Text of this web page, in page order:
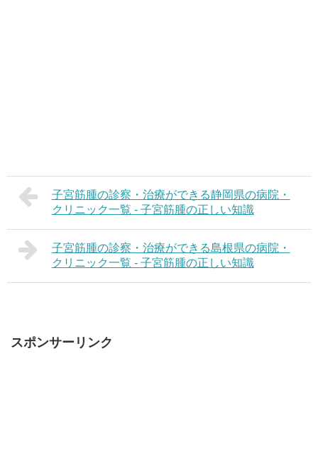
子宮筋腫の診察・治療ができる静岡県の病院・
クリニック一覧 - 子宮筋腫の正しい知識
子宮筋腫の診察・治療ができる島根県の病院・
クリニック一覧 - 子宮筋腫の正しい知識
スポンサーリンク